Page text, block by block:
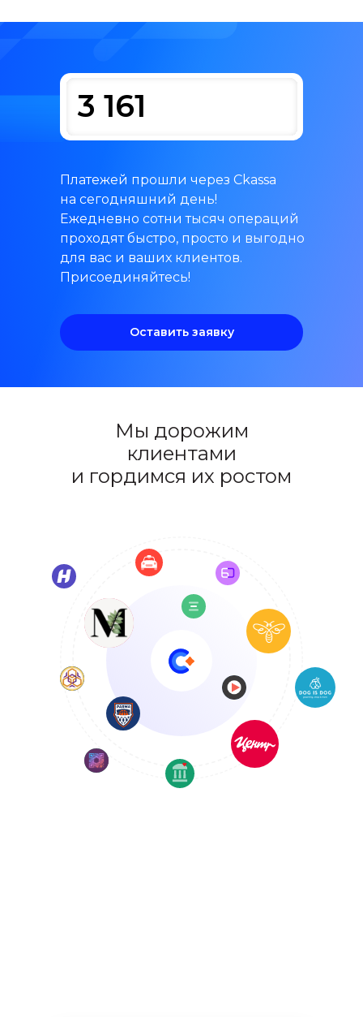
Платежей прошли через Ckassa
на сегодняшний день!
Ежедневно сотни тысяч операций
проходят быстро, просто и выгодно
для вас и ваших клиентов.
Присоединяйтесь!
Оставить заявку
3 161
Мы дорожим
клиентами
и гордимся их ростом